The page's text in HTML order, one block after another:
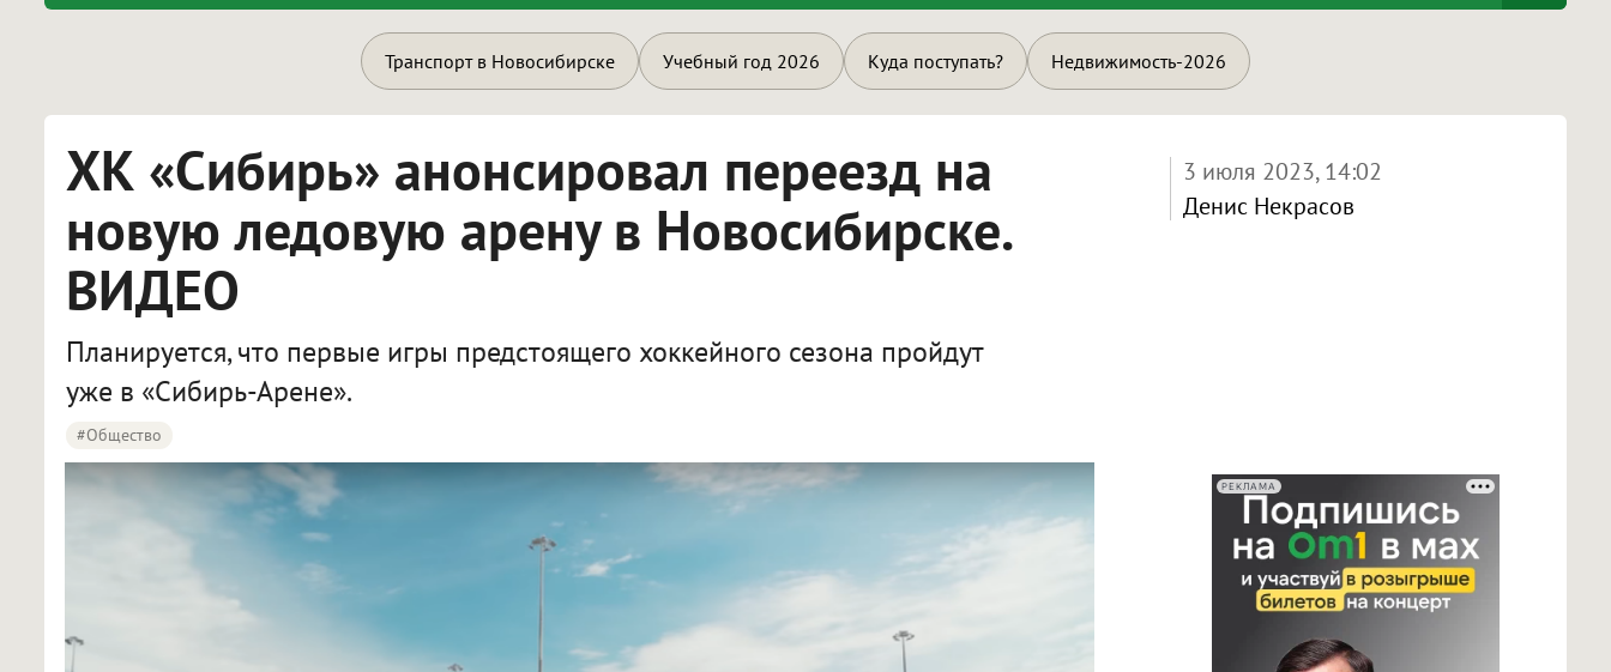
Транспорт в Новосибирске Учебный год 2026 Куда поступать? Недвижимость-2026
ХК «Сибирь» анонсировал переезд на
новую ледовую арену в Новосибирске.
ВИДЕО
Планируется, что первые игры предстоящего хоккейного сезона пройдут
уже в «Сибирь-Арене».
#Общество
3 июля 2023, 14:02
Денис Некрасов
РЕКЛАМА